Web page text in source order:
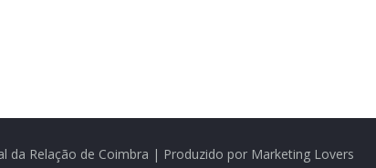
da Relação de Coimbra | Produzido por Marketing Lovers